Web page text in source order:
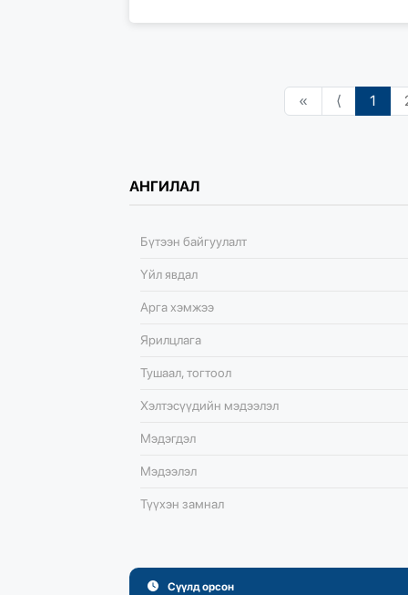
« ⟨ 1
АНГИЛАЛ
Бүтээн байгуулалт
Үйл явдал
Арга хэмжээ
Ярилцлага
Тушаал, тогтоол
Хэлтэсүүдийн мэдээлэл
Мэдэгдэл
Мэдээлэл
Түүхэн замнал
Сүүлд орсон